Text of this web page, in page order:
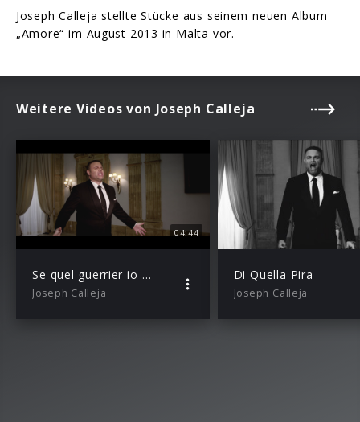
Joseph Calleja stellte Stücke aus seinem neuen Album
„Amore“ im August 2013 in Malta vor.
Weitere Videos von Joseph Calleja
04:44
Se quel guerrier io fossi!…Celeste Aida
Joseph Calleja
Di Quella Pira
Joseph Calleja